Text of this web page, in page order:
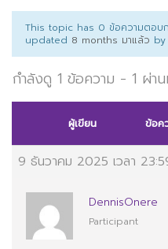
This topic has 0 ข้อความตอบ
updated 8 months มาแล้ว by
กำลังดู 1 ข้อความ - 1 ผ่า
ผู้เขียน ข้อค
9 ธันวาคม 2025 เวลา
DennisOnere
Participant